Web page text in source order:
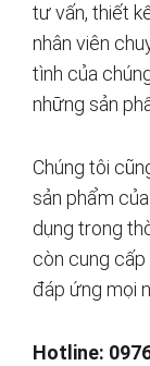
tư vấn, thiết
nhân viên
tình của
những sản
Chúng tôi
sản phẩm
dụng trong
còn cung cấp
đáp ứng mọi
Hotline: